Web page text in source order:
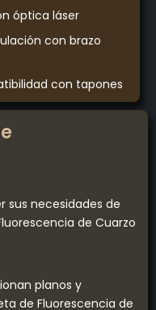
óptica láser
con brazo
con tapones
sus necesidades de
de Cuarzo
planos y
de Fluorescencia de